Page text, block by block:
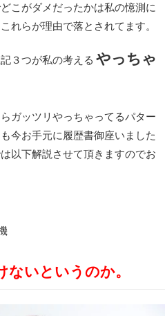
こがダメだったかは私の憶測に
れらが理由で落とされてます。
３つが私の考える やっちゃ
ガッツリやっちゃってるパター
今お手元に履歴書御座いました
以下解説させて頂きますのでお
いというのか。